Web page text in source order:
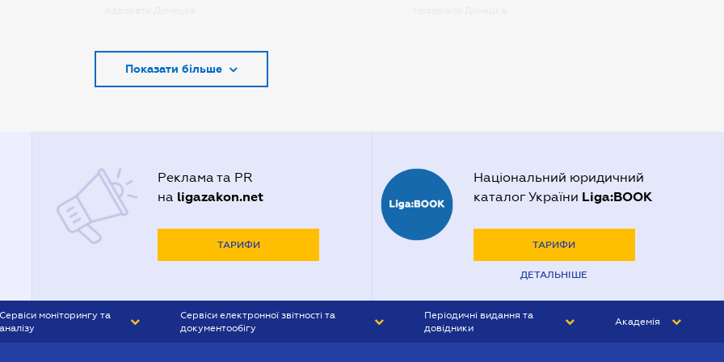
Адвокати Києва
Адвокати Полтави
Адвокати Харькова
Адвокаты Кривого Рогу
Показати більше
Реклама та PR
на ligazakon.net
ТАРИФИ
Національний юридичний
каталог України Liga:BOOK
ТАРИФИ
ДЕТАЛЬНІШЕ
Сервіси моніторингу та
аналізу
Сервіси електронної звітності та
документообігу
Періодичні видання та
довідники
Академія